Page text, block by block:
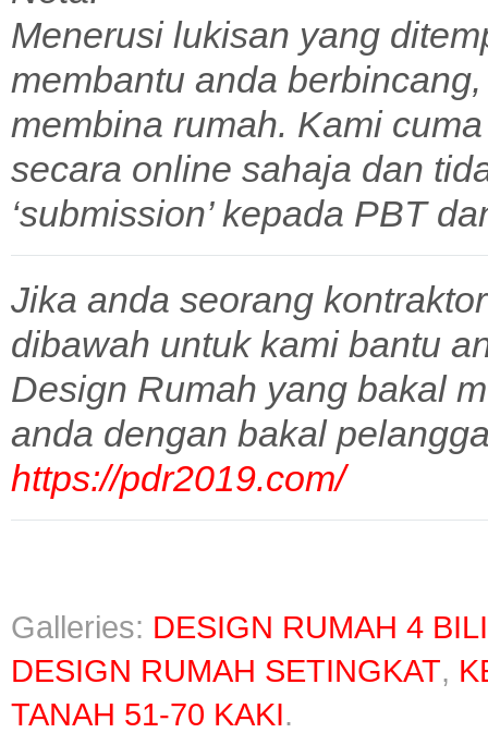
Menerusi lukisan yang
membantu anda
membina rumah. Kami
secara online sahaja dan
‘submission’ kepada PBT
Jika anda seorang
dibawah untuk kami bantu
Design Rumah yang bakal
anda dengan bakal
https://pdr2019.com/
Galleries: DESIGN RUMAH 4
DESIGN RUMAH SETINGKAT,
TANAH 51-70 KAKI.